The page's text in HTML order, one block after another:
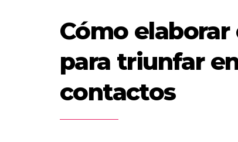
Cómo
para triunfar
contactos